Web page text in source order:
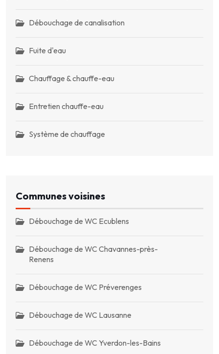
Débouchage de canalisation
Fuite d'eau
Chauffage & chauffe-eau
Entretien chauffe-eau
Système de chauffage
Communes voisines
Débouchage de WC Ecublens
Débouchage de WC Chavannes-près-
Renens
Débouchage de WC Préverenges
Débouchage de WC Lausanne
Débouchage de WC Yverdon-les-Bains